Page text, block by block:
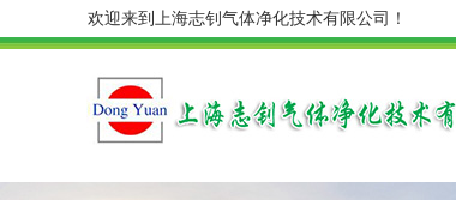
欢迎来到上海志钊气体净化技术有限公司！